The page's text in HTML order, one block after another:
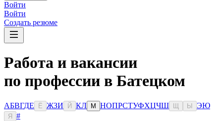
Войти
Войти
Создать резюме
Работа и вакансии
по профессии в Батецком
АБВГДЕ Ё ЖЗИ Й КЛ М НОПРСТУФХЦЧШ Ы ЭЮ
Я
#